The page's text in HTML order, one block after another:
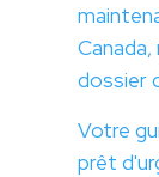
dossier
Votre
prêt